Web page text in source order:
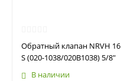
Обратный клапан NRVH 16
S (020-1038/020B1038) 5/8"
В наличии